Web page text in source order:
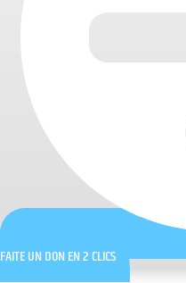
FAITE UN DON EN 2 CLICS